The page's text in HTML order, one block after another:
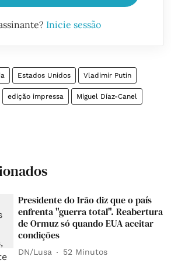
Inicie sessão
Estados Unidos Vladimir Putin
edição impressa Miguel Díaz-Canel
Presidente do Irão diz que o país
enfrenta "guerra total". Reabertura
de Ormuz só quando EUA aceitar
condições
DN/Lusa 52 Minutos